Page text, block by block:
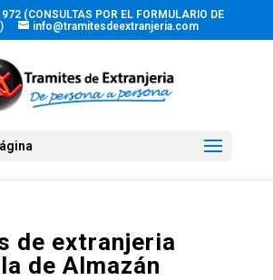
(CONSULTAS POR EL FORMULARIO DE
info@tramitesdeextranjeria.com
de extranjeria
de Almazán